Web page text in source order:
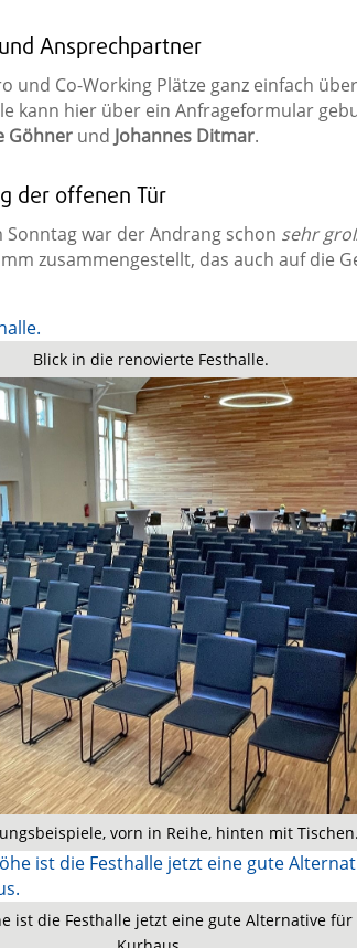
Ansprechpartner
und Co-Working Plätze ganz einfach
kann hier über ein Anfrageformular
Göhnerund Johannes Ditmar.
der offenen Tür
war der Andrang schon sehr
zusammengestellt, das auch auf die
Blick in die renovierte Festhalle.
vorn in Reihe, hinten mit Tischen.
ist die Festhalle jetzt eine gute Alternative